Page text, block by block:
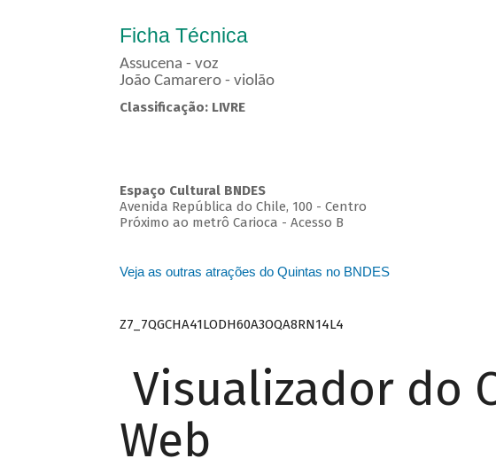
Ficha Técnica
Assucena - voz
João Camarero - violão
Classificação: LIVRE
Espaço Cultural BNDES
Avenida República do Chile, 100 - Centro
Próximo ao metrô Carioca - Acesso B
Veja as outras atrações do Quintas no BNDES
Z7_7QGCHA41LODH60A3OQA8RN14L4
Visualizador do
Web